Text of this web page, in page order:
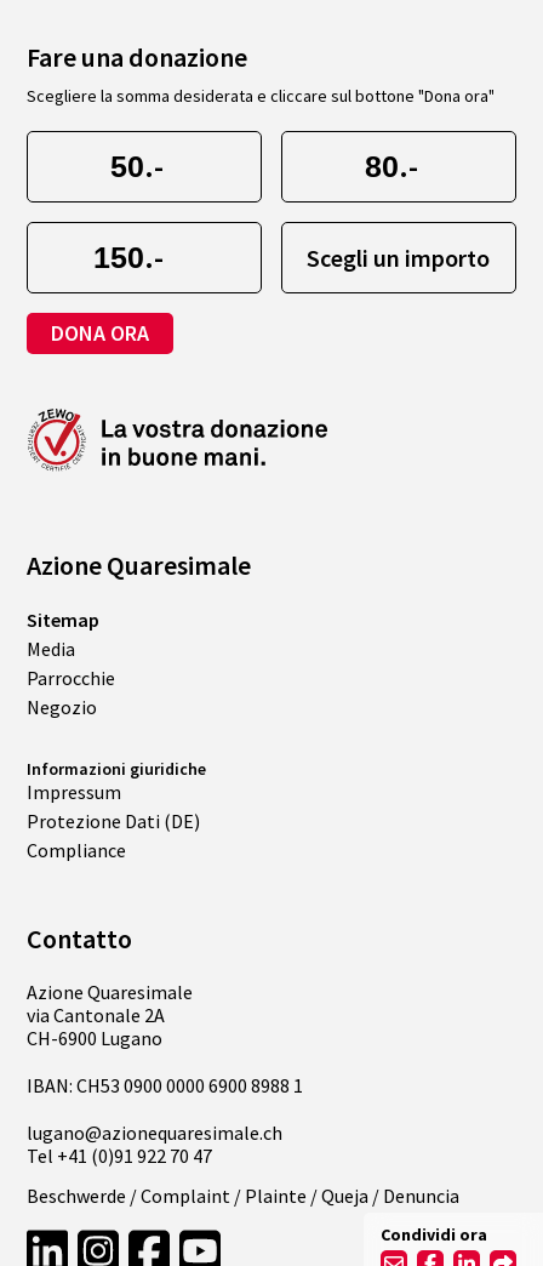
Condividi ora
Azione Quaresimale
Sitemap
Media
Parrocchie
Negozio
Informazioni giuridiche
Impressum
Protezione Dati (DE)
Compliance
Fare una donazione
Scegliere la somma desiderata e cliccare sul bottone "Dona ora"
.- .-
.- Scegli un importo
DONA ORA
Contatto
Azione Quaresimale
via Cantonale 2A
CH-6900 Lugano
IBAN: CH53 0900 0000 6900 8988 1
lugano@azionequaresimale.ch
Tel +41 (0)91 922 70 47
Beschwerde / Complaint / Plainte / Queja / Denuncia